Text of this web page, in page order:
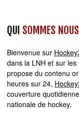
QUI SOMMES NOUS
Bienvenue sur
dans la LNH et sur
propose du contenu
heures sur 24,
couverture
nationale de hockey.